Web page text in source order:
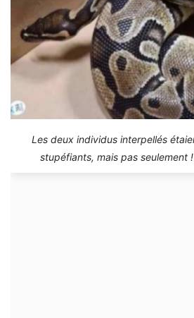
Les deux individus interpellés
stupéfiants, mais pas seulement